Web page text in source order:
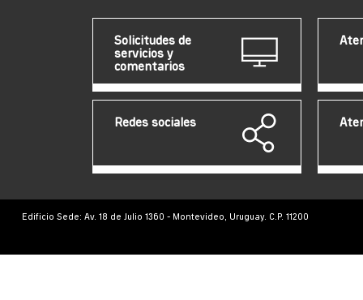
Solicitudes de
servicios y
comentarios
Redes sociales
Edificio Sede: Av. 18 de Julio 1360 - Montevideo, Uruguay. C.P. 11200